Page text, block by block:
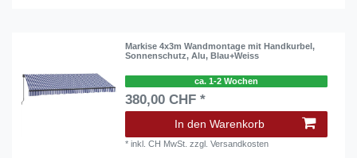
Markise 4x3m Wandmontage mit Handkurbel,
Sonnenschutz, Alu, Blau+Weiss
ca. 1-2 Wochen
380,00 CHF *
In den Warenkorb
*inkl. CH MwSt. zzgl.Versandkosten